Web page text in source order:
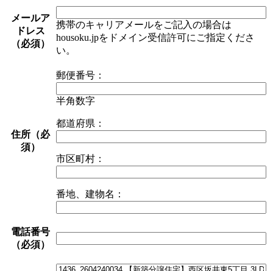
メールア
ドレス
（必須）
携帯のキャリアメールをご記入の場合は
housoku.jpをドメイン受信許可にご指定くださ
い。
住所（必
須）
郵便番号：
半角数字
都道府県：
市区町村：
番地、建物名：
電話番号
（必須）